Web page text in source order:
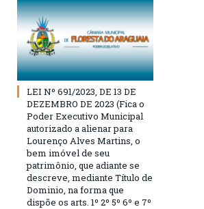
LEI Nº 691/2023, DE 13 DE
DEZEMBRO DE 2023 (Fica o
Poder Executivo Municipal
autorizado a alienar para
Lourenço Alves Martins, o
bem imóvel de seu
patrimônio, que adiante se
descreve, mediante Título de
Dominio, na forma que
dispõe os arts. 1º 2º 5º 6º e 7º